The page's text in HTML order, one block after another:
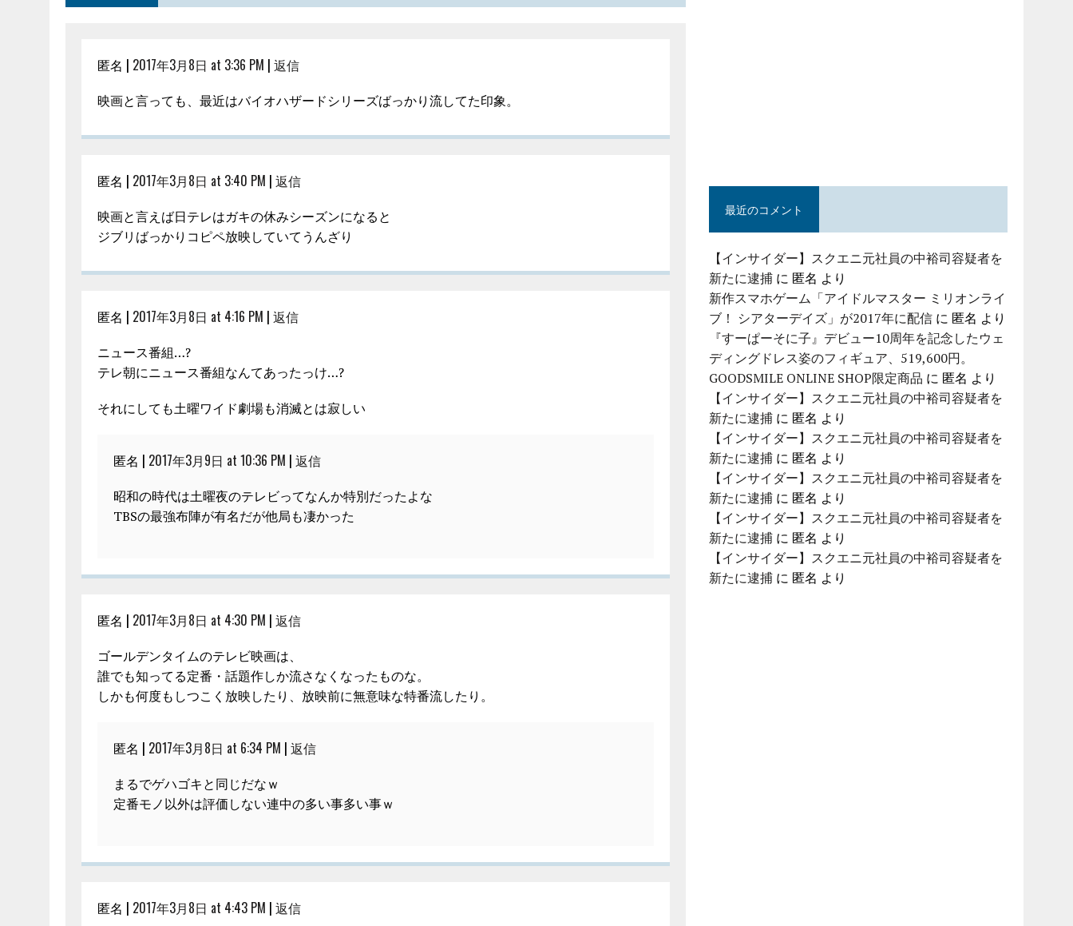
匿名 | 2017年3月8日 at 3:36 PM | 返信
映画と言っても、最近はバイオハザードシリーズばっかり流してた印象。
匿名 | 2017年3月8日 at 3:40 PM | 返信
映画と言えば日テレはガキの休みシーズンになると
ジブリばっかりコピペ放映していてうんざり
匿名 | 2017年3月8日 at 4:16 PM | 返信
ニュース番組…?
テレ朝にニュース番組なんてあったっけ…?
それにしても土曜ワイド劇場も消滅とは寂しい
匿名 | 2017年3月9日 at 10:36 PM | 返信
昭和の時代は土曜夜のテレビってなんか特別だったよな
TBSの最強布陣が有名だが他局も凄かった
匿名 | 2017年3月8日 at 4:30 PM | 返信
ゴールデンタイムのテレビ映画は、
誰でも知ってる定番・話題作しか流さなくなったものな。
しかも何度もしつこく放映したり、放映前に無意味な特番流したり。
匿名 | 2017年3月8日 at 6:34 PM | 返信
まるでゲハゴキと同じだなｗ
定番モノ以外は評価しない連中の多い事多い事ｗ
匿名 | 2017年3月8日 at 4:43 PM | 返信
最近のコメント
【インサイダー】スクエニ元社員の中裕司容疑者を
新たに逮捕 に 匿名 より
新作スマホゲーム「アイドルマスター ミリオンライ
ブ！ シアターデイズ」が2017年に配信 に 匿名 より
『すーぱーそに子』デビュー10周年を記念したウェ
ディングドレス姿のフィギュア、519,600円。
GOODSMILE ONLINE SHOP限定商品 に 匿名 より
【インサイダー】スクエニ元社員の中裕司容疑者を
新たに逮捕 に 匿名 より
【インサイダー】スクエニ元社員の中裕司容疑者を
新たに逮捕 に 匿名 より
【インサイダー】スクエニ元社員の中裕司容疑者を
新たに逮捕 に 匿名 より
【インサイダー】スクエニ元社員の中裕司容疑者を
新たに逮捕 に 匿名 より
【インサイダー】スクエニ元社員の中裕司容疑者を
新たに逮捕 に 匿名 より